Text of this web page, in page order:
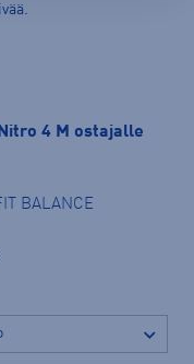
4 M ostajalle
BALANCE